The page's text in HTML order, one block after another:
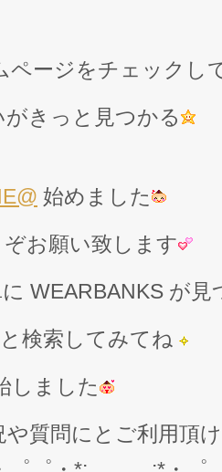
ページをチェックし
きっと見つかる
始めました
お願い致します
WEARBANKS が
検索してみてね
しました
や質問にとご利用頂